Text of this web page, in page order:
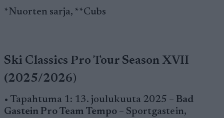
*Nuorten sarja, **Cubs
Ski Classics Pro Tour Season XVII
(2025/2026)
• Tapahtuma 1: 13. joulukuuta 2025 – Bad
Gastein Pro Team Tempo – Sportgastein,